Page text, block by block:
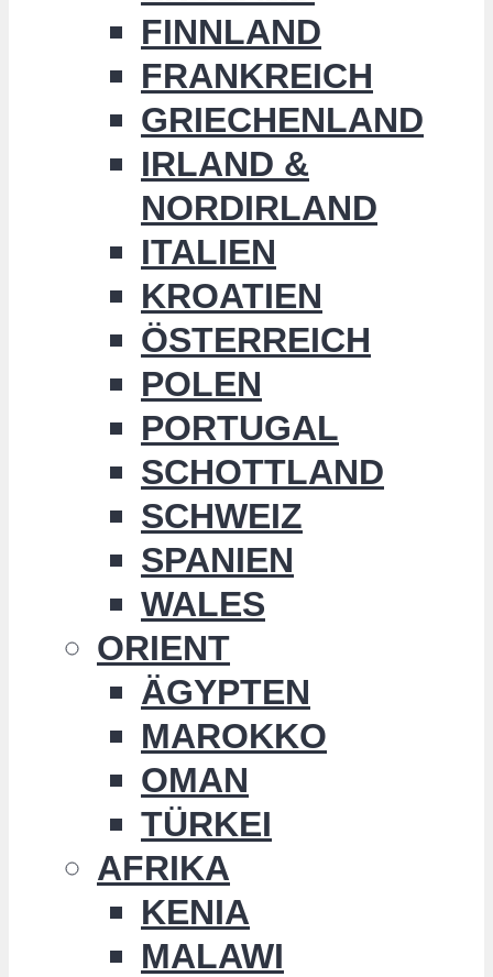
FINNLAND
FRANKREICH
GRIECHENLAND
IRLAND &
NORDIRLAND
ITALIEN
KROATIEN
ÖSTERREICH
POLEN
PORTUGAL
SCHOTTLAND
SCHWEIZ
SPANIEN
WALES
ORIENT
ÄGYPTEN
MAROKKO
OMAN
TÜRKEI
AFRIKA
KENIA
MALAWI